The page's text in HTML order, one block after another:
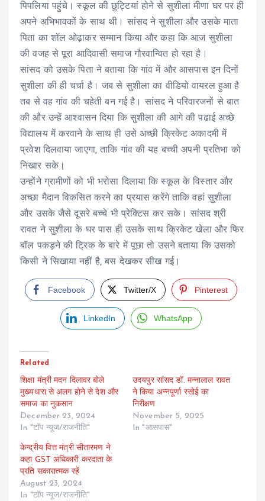
पिपलिया पहुंचे। स्कूल की छुट्टियां होने से सुशीला मीणा घर पर ही
अपने अभिभावकों के साथ थी। सांसद ने सुशीला और उसके माता
पिता का शॉल ओढ़ाकर सम्मान किया और कहा कि आज सुशीला
की वजह से पूरा आदिवासी समाज गौरवान्वित हो रहा है।
सांसद को उसके पिता ने बताया कि गांव में और आसपास इन दिनों
सुशीला की ही चर्चा है। जब से सुशीला का वीडियो वायरल हुआ है
तब से वह गांव की चहेती बन गई है। सांसद ने परिवारजनों से बात
की और उन्हें आश्वासन दिया कि सुशीला की आगे की पढाई अच्छे
विद्यालय में करवाने के साथ ही उसे अच्छी क्रिकेट अकादमी में
प्रवेश दिलवाया जाएगा, ताकि गांव की यह बच्ची अपनी प्रतिभा को
निखार सके।
उन्होंने ग्रामीणों को भी भरोसा दिलाया कि स्कूल के विस्तार और
अच्छा मैदान विकसित करने का प्रयास करेंगे ताकि वहां सुशीला
और उसके जैसे दूसरे बच्चे भी प्रेक्टिस कर सके। सांसद श्री
रावत ने सुशीला के घर पास ही उसके साथ क्रिकेट खेला और फिर
बॉल पकड़ने की ट्रिक के बारे में पूछा तो उसने बताया कि उसको
किसी ने सिखाया नहीं है, बस देखकर सीख गई।
Facebook Twitter/X Pinterest
LinkedIn WhatsApp
Related
शिक्षा मंत्री मदन दिलावर बोले
मुख्यधारा से अलग होने से देश और
समाज का नुकसान
December 23, 2024
In "टॉप न्यूज/राजनीति"
उदयपुर सांसद डॉ. मन्नालाल रावत
ने किया अन्नपूर्णा रसोई का
निरीक्षण
November 5, 2025
In "आसपास"
केन्द्रीय वित्त मंत्री सीतारमण ने
कहा GST अधिकारी करदाता के
प्रति सकारात्मक रहें
August 23, 2024
In "टॉप न्यूज/राजनीति"